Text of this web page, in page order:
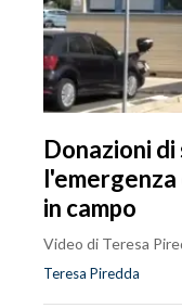
Donazioni
in campo
Video di Teresa
Teresa Piredda